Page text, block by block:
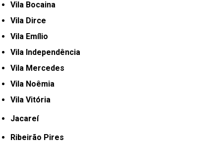
Vila Bocaina
Vila Dirce
Vila Emílio
Vila Independência
Vila Mercedes
Vila Noêmia
Vila Vitória
Jacareí
Ribeirão Pires